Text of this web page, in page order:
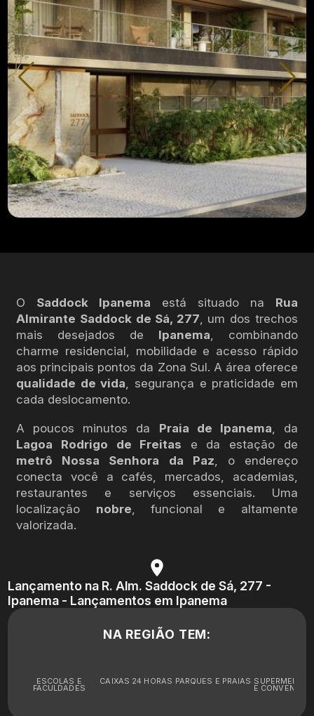
O Saddock Ipanema está situado na Rua
Almirante Saddock de Sá, 277 , um dos trechos
mais desejados de Ipanema , combinando
charme residencial, mobilidade e acesso rápido
aos principais pontos da Zona Sul. A área oferece
qualidade de vida , segurança e praticidade em
cada deslocamento.
A poucos minutos da Praia de Ipanema , da
Lagoa Rodrigo de Freitas e da estação de
metrô Nossa Senhora da Paz , o endereço
conecta você a cafés, mercados, academias,
restaurantes e serviços essenciais. Uma
localização nobre , funcional e altamente
valorizada.
Lançamento na R. Alm. Saddock de Sá, 277 -
Ipanema - Lançamentos em Ipanema
NA REGIÃO TEM:
ESCOLAS E
FACULDADES
CAIXAS 24 HORAS PARQUES E PRAIAS
E